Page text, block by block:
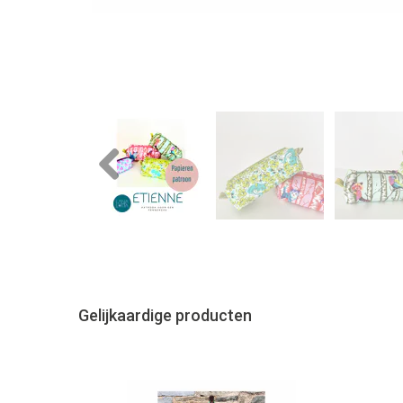
Previous
Gelijkaardige producten